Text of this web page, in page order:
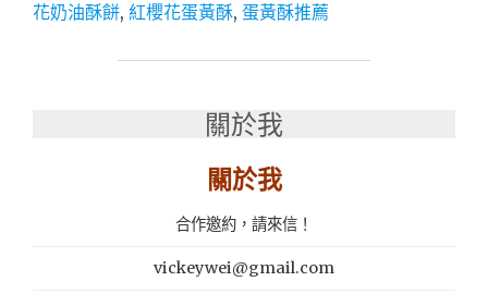
甲
酥、
花奶油酥餅, 紅櫻花蛋黃酥, 蛋黃酥推薦
關於我
關於我
合作邀約，請來信！
vickeywei@gmail.com